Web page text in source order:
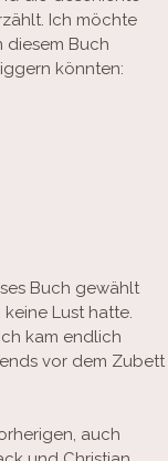
Ich möchte
Buch
könnten:
Buch gewählt
Lust hatte.
kam endlich
vor dem Zubett
auch